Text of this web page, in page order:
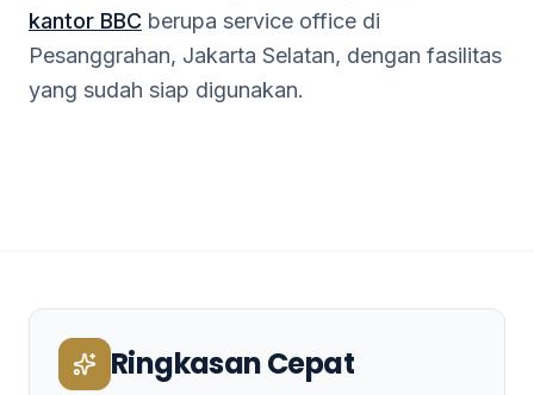
kantor BBC berupa service office di
Pesanggrahan, Jakarta Selatan, dengan fasilitas
yang sudah siap digunakan.
Ringkasan Cepat